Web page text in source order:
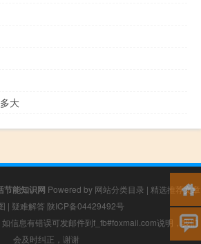
大
节能知识网 Powered by 网站分类目录 | 精选推荐文章
| 疑难解答 陕ICP备04429492号
信息有错误可发邮件到f_fb#foxmail.com说明，我们
会及时纠正，谢谢